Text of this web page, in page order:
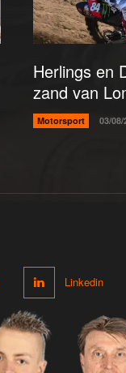
Herlings en
zand van
Motorsport 03/08/
Linkedin